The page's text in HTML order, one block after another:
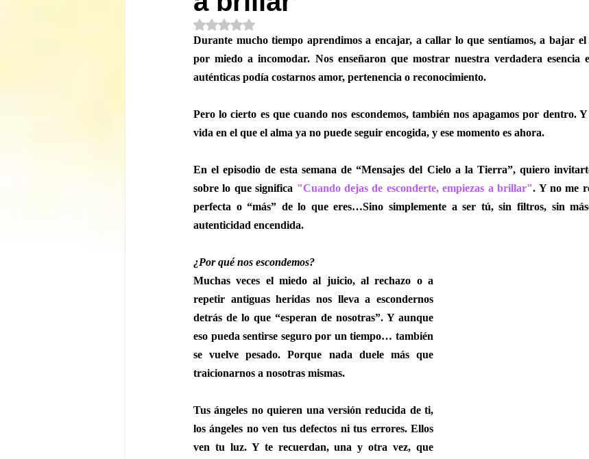
Obtuvo NaN de 5 estrellas.
Durante mucho tiempo aprendimos a encajar, a callar lo que sentíamos, a bajar
por miedo a incomodar. Nos enseñaron que mostrar nuestra verdadera esencia
auténticas podía costarnos amor, pertenencia o reconocimiento.
Pero lo cierto es que cuando nos escondemos, también nos apagamos por dentro.
vida en el que el alma ya no puede seguir encogida, y ese momento es ahora.
En el episodio de esta semana de “Mensajes del Cielo a la Tierra”, quiero
sobre lo que significa "Cuando dejas de esconderte, empiezas a brillar". Y no me
perfecta o “más” de lo que eres…Sino simplemente a ser tú, sin filtros, sin
autenticidad encendida.
¿Por qué nos escondemos?
Muchas veces el miedo al juicio, al rechazo o a
repetir antiguas heridas nos lleva a escondernos
detrás de lo que “esperan de nosotras”. Y aunque
eso pueda sentirse seguro por un tiempo… también
se vuelve pesado. Porque nada duele más que
traicionarnos a nosotras mismas.
Tus ángeles no quieren una versión reducida de ti,
los ángeles no ven tus defectos ni tus errores. Ellos
ven tu luz. Y te recuerdan, una y otra vez, que